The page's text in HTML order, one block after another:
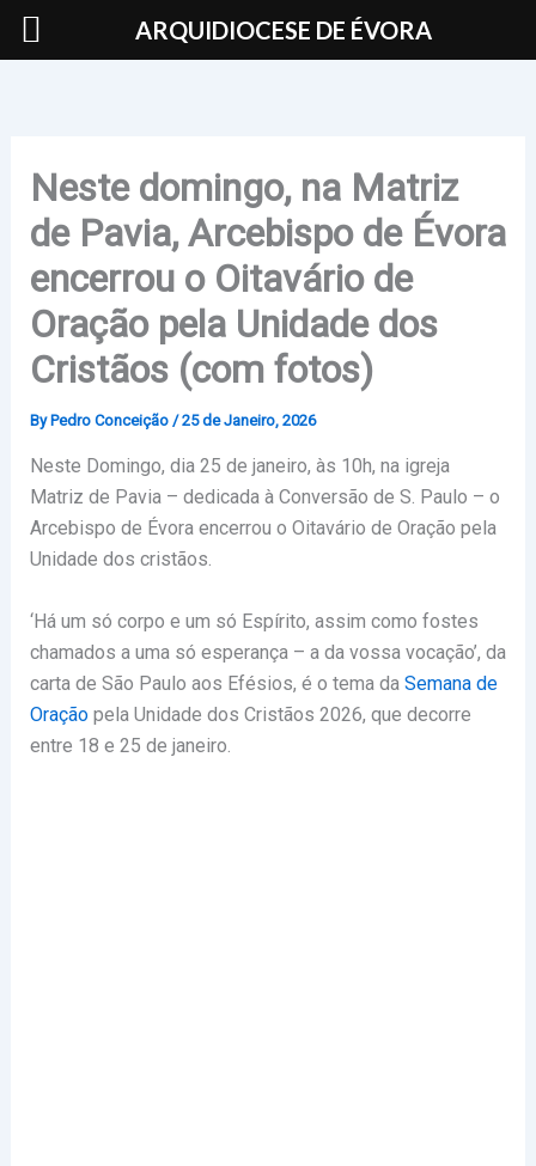
Skip
Neste domingo, na Matriz
de Pavia, Arcebispo de Évora
encerrou o Oitavário de
Oração pela Unidade dos
Cristãos (com fotos)
By Pedro Conceição /25 de Janeiro, 2026
Neste Domingo, dia 25 de janeiro, às 10h, na igreja
Matriz de Pavia – dedicada à Conversão de S. Paulo – o
Arcebispo de Évora encerrou o Oitavário de Oração pela
Unidade dos cristãos.
‘Há um só corpo e um só Espírito, assim como fostes
chamados a uma só esperança – a da vossa vocação’, da
carta de São Paulo aos Efésios, é o tema da Semana de
Oraçãopela Unidade dos Cristãos 2026, que decorre
entre 18 e 25 de janeiro.
ARQUIDIOCESE DE ÉVORA